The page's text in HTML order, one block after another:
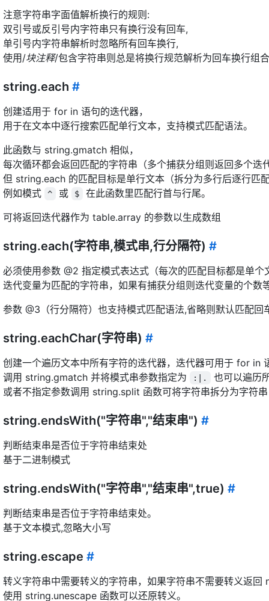
注意字符串字面值解析换行的规则:
双引号或反引号内字符串只有换行没有回车,
单引号内字符串解析时忽略所有回车换行,
使用/块注释/包含字符串则总是将换行规范解析为回车换行组合
string.each #
创建适用于 for in 语句的迭代器，
用于在文本中逐行搜索匹配单行文本，支持模式匹配语法。
此函数与 string.gmatch 相似，
每次循环都会返回匹配的字符串（多个捕获分组则返回多个迭
但 string.each 的匹配目标是单行文本（拆分为多行后逐行匹
例如模式
^ 或 $
在此函数里匹配行首与行尾。
可将返回迭代器作为 table.array 的参数以生成数组
string.each(字符串,模式串,行分隔符) #
必须使用参数 @2 指定模式表达式（每次的匹配目标都是单个
迭代变量为匹配的字符串，如果有捕获分组则迭代变量的个数
参数 @3（行分隔符）也支持模式匹配语法,省略则默认匹配回
string.eachChar(字符串) #
创建一个遍历文本中所有字符的迭代器，迭代器可用于 for in
调用 string.gmatch 并将模式串参数指定为
:|.
也可以遍历
或者不指定参数调用 string.split 函数可将字符串拆分为字符
string.endsWith("字符串","结束串") #
判断结束串是否位于字符串结束处
基于二进制模式
string.endsWith("字符串","结束串",true) #
判断结束串是否位于字符串结束处。
基于文本模式,忽略大小写
string.escape #
转义字符串中需要转义的字符串，如果字符串不需要转义返回
使用 string.unescape 函数可以还原转义。